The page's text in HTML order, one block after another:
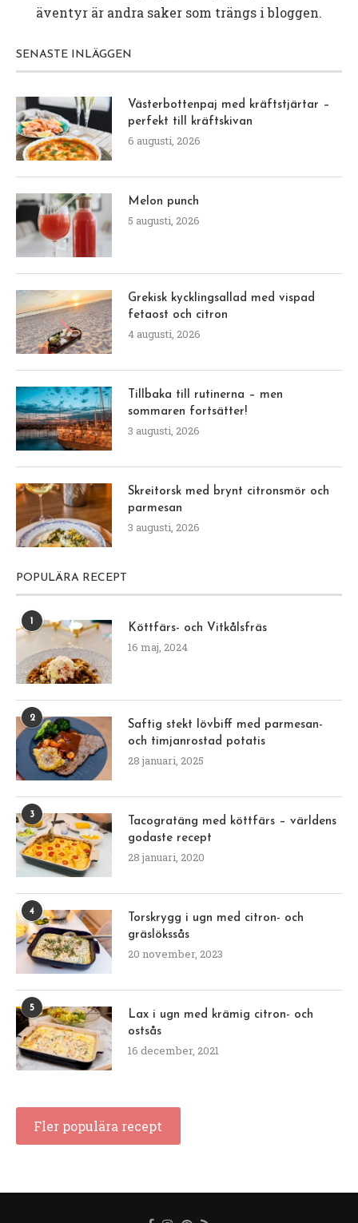
äventyr är andra saker som trängs i bloggen.
SENASTE INLÄGGEN
Västerbottenpaj med kräftstjärtar –
perfekt till kräftskivan
6 augusti, 2026
Melon punch
5 augusti, 2026
Grekisk kycklingsallad med vispad
fetaost och citron
4 augusti, 2026
Tillbaka till rutinerna – men
sommaren fortsätter!
3 augusti, 2026
Skreitorsk med brynt citronsmör och
parmesan
3 augusti, 2026
POPULÄRA RECEPT
1
Köttfärs- och Vitkålsfräs
16 maj, 2024
2
Saftig stekt lövbiff med parmesan-
och timjanrostad potatis
28 januari, 2025
3
Tacogratäng med köttfärs – världens
godaste recept
28 januari, 2020
4
Torskrygg i ugn med citron- och
gräslökssås
20 november, 2023
5
Lax i ugn med krämig citron- och
ostsås
16 december, 2021
Fler populära recept